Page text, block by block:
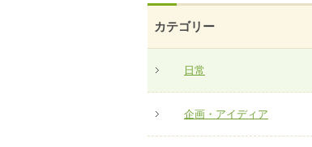
カテゴリー
日常
企画・アイディア